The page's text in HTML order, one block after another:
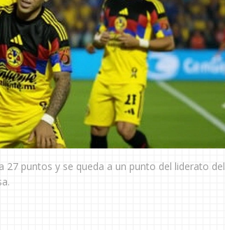
27 puntos y se queda a un punto del liderato del